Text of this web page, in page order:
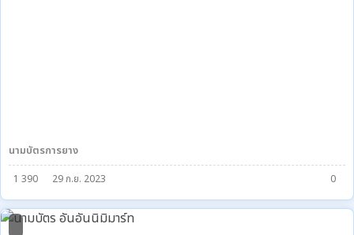
นามบัตรการยาง
1 390 29 ก.ย. 2023 0
0